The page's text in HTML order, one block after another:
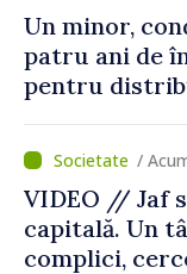
Un minor,
patru ani de
pentru
/
VIDEO // Jaf
capitală. Un
complici,